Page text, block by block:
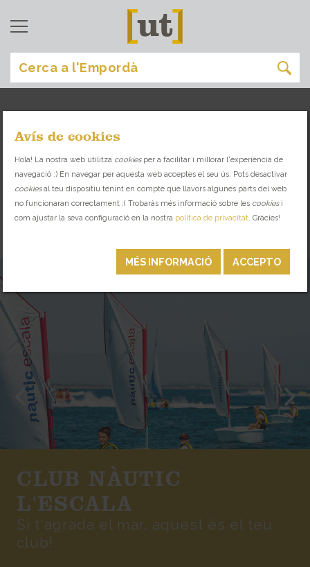
[experiències]
GAUDEIX AL MÀXIM DEL TEU TEMPS LLIURE
A L’EMPORDÀ
CLUB NÀUTIC
L'ESCALA
Si t'agrada el mar, aquest és el teu
club!
ACCEPTO
MÉS INFORMACIÓ
Avís de cookies
Hola! La nostra web utilitza cookiesper a facilitar i millorar l'experiència de
navegació :) En navegar per aquesta web acceptes el seu ús. Pots desactivar
cookiesal teu dispositiu tenint en compte que llavors algunes parts del web
no funcionaran correctament :( Trobaràs més informació sobre les cookiesi
com ajustar la seva configuració en la nostra política de privacitat . Gràcies!